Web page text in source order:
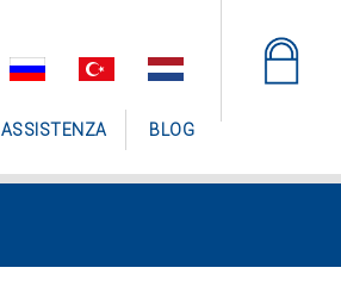
ASSISTENZA BLOG